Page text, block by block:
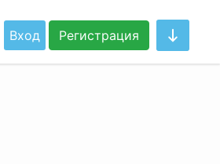
Вход Регистрация